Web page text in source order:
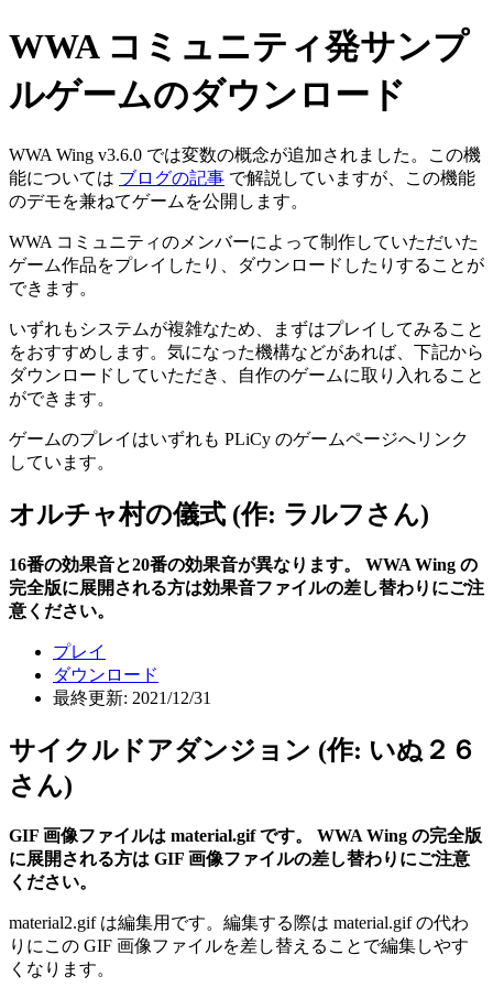
WWA コミュニティ発サンプ
ルゲームのダウンロード
WWA Wing v3.6.0 では変数の概念が追加されました。この機
能については ブログの記事 で解説していますが、この機能
のデモを兼ねてゲームを公開します。
WWA コミュニティのメンバーによって制作していただいた
ゲーム作品をプレイしたり、ダウンロードしたりすることが
できます。
いずれもシステムが複雑なため、まずはプレイしてみること
をおすすめします。気になった機構などがあれば、下記から
ダウンロードしていただき、自作のゲームに取り入れること
ができます。
ゲームのプレイはいずれも PLiCy のゲームページへリンク
しています。
オルチャ村の儀式 (作: ラルフさん)
16番の効果音と20番の効果音が異なります。 WWA Wing の
完全版に展開される方は効果音ファイルの差し替わりにご注
意ください。
プレイ
ダウンロード
最終更新: 2021/12/31
サイクルドアダンジョン (作: いぬ２６
さん)
GIF 画像ファイルは material.gif です。 WWA Wing の完全版
に展開される方は GIF 画像ファイルの差し替わりにご注意
ください。
material2.gif は編集用です。編集する際は material.gif の代わ
りにこの GIF 画像ファイルを差し替えることで編集しやす
くなります。